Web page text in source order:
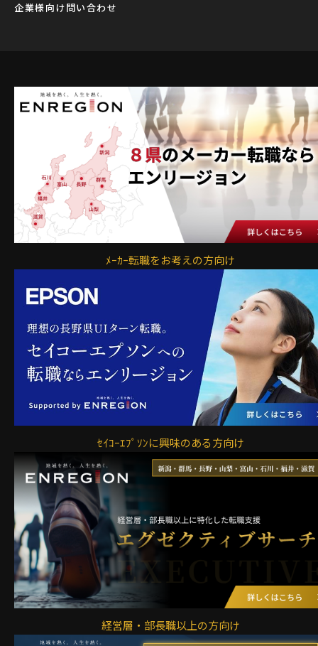
企業様向け問い合わせ
ﾒｰｶｰ転職をお考えの方向け
ｾｲｺｰｴﾌﾟｿﾝに興味のある方向け
経営層・部長職以上の方向け